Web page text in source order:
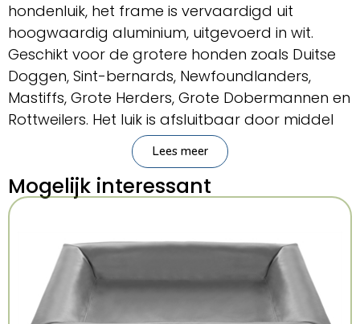
hondenluik, het frame is vervaardigd uit
hoogwaardig aluminium, uitgevoerd in wit.
Geschikt voor de grotere honden zoals Duitse
Doggen, Sint-bernards, Newfoundlanders,
Mastiffs, Grote Herders, Grote Dobermannen en
Rottweilers. Het luik is afsluitbaar door middel
van een uitneembaar aluminium paneel.
Afmeting : 692,6 x 417,1 mm.
Uit te snijden grootte: 642 x 366 mm.
Max. gewicht hond 100 kg.
Voor alle deuren tot 50 mm.
Lees meer
Mogelijk interessant